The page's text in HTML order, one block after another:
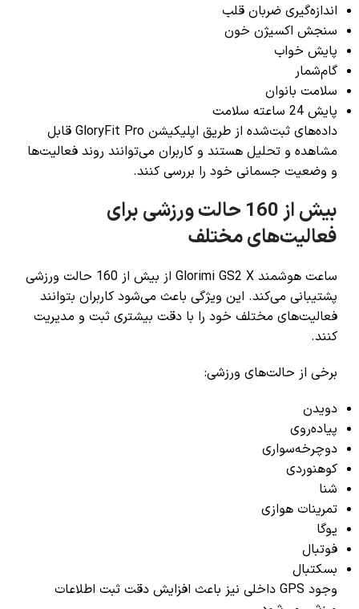
اندازه‌گیری ضربان قلب
سنجش اکسیژن خون
پایش خواب
گام‌شمار
سلامت بانوان
پایش 24 ساعته سلامت
داده‌های ثبت‌شده از طریق اپلیکیشن GloryFit Pro قابل
مشاهده و تحلیل هستند و کاربران می‌توانند روند فعالیت‌ها
و وضعیت جسمانی خود را بررسی کنند.
بیش از 160 حالت ورزشی برای
فعالیت‌های مختلف
ساعت هوشمند Glorimi GS2 X از بیش از 160 حالت ورزشی
پشتیبانی می‌کند. این ویژگی باعث می‌شود کاربران بتوانند
فعالیت‌های مختلف خود را با دقت بیشتری ثبت و مدیریت
کنند.
برخی از حالت‌های ورزشی:
دویدن
پیاده‌روی
دوچرخه‌سواری
کوهنوردی
شنا
تمرینات هوازی
یوگا
فوتبال
بسکتبال
وجود GPS داخلی نیز باعث افزایش دقت ثبت اطلاعات